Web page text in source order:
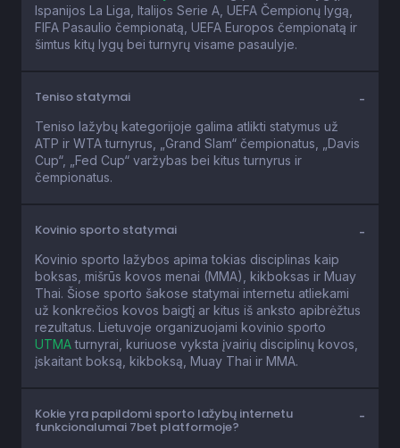
Ispanijos La Liga, Italijos Serie A, UEFA Čempionų lygą,
FIFA Pasaulio čempionatą, UEFA Europos čempionatą ir
šimtus kitų lygų bei turnyrų visame pasaulyje.
Teniso statymai
Teniso lažybų kategorijoje galima atlikti statymus už
ATP ir WTA turnyrus, „Grand Slam“ čempionatus, „Davis
Cup“, „Fed Cup“ varžybas bei kitus turnyrus ir
čempionatus.
Kovinio sporto statymai
Kovinio sporto lažybos apima tokias disciplinas kaip
boksas, mišrūs kovos menai (MMA), kikboksas ir Muay
Thai. Šiose sporto šakose statymai internetu atliekami
už konkrečios kovos baigtį ar kitus iš anksto apibrėžtus
rezultatus. Lietuvoje organizuojami kovinio sporto
UTMAturnyrai, kuriuose vyksta įvairių disciplinų kovos,
įskaitant boksą, kikboksą, Muay Thai ir MMA.
Kokie yra papildomi sporto lažybų internetu
funkcionalumai 7bet platformoje?